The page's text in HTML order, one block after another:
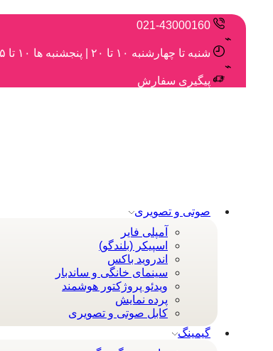
021-43000160
شنبه تا چهارشنبه ۱۰ تا ۲۰ | پنجشنبه ها ۱۰ تا ۱۵
پیگیری سفارش
صوتی و تصویری
آمپلی فایر
اسپیکر (بلندگو)
اندروید باکس
سینمای خانگی و ساندبار
ویدئو پروژکتور هوشمند
پرده نمایش
کابل صوتی و تصویری
گیمینگ